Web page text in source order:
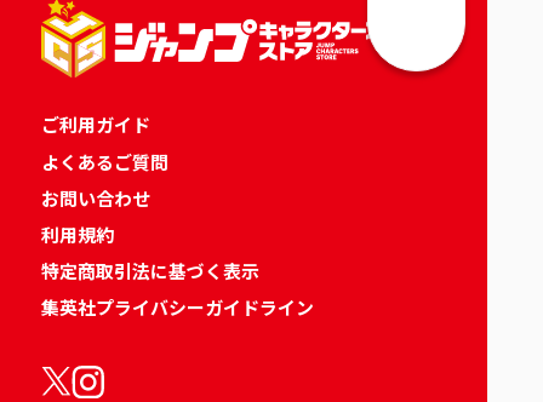
ご利用ガイド
よくあるご質問
お問い合わせ
利用規約
特定商取引法に基づく表示
集英社プライバシーガイドライン